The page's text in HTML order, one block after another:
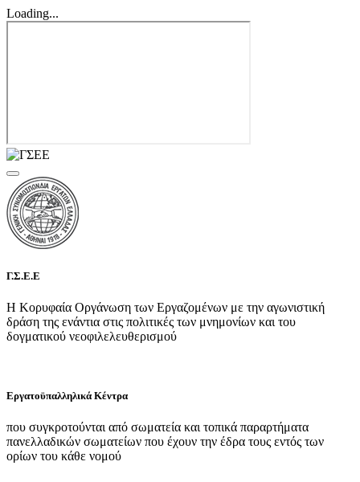
Loading...
Γ.Σ.Ε.Ε
Η Κορυφαία Οργάνωση των Εργαζομένων με την αγωνιστική
δράση της ενάντια στις πολιτικές των μνημονίων και του
δογματικού νεοφιλελευθερισμού
Εργατοϋπαλληλικά Κέντρα
που συγκροτούνται από σωματεία και τοπικά παραρτήματα
πανελλαδικών σωματείων που έχουν την έδρα τους εντός των
ορίων του κάθε νομού